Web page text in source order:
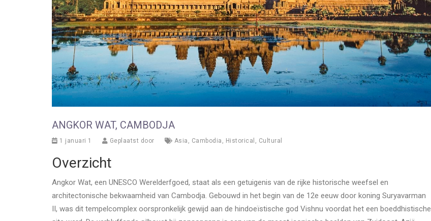
ANGKOR WAT, CAMBODJA
1 januari 1 Geplaatst door Asia , Cambodia , Historical , Cultural
Overzicht
Angkor Wat, een UNESCO Werelderfgoed, staat als een getuigenis van de rijke historische weefsel en
architectonische bekwaamheid van Cambodja. Gebouwd in het begin van de 12e eeuw door koning Suryavarman
II, was dit tempelcomplex oorspronkelijk gewijd aan de hindoeïstische god Vishnu voordat het een boeddhistische